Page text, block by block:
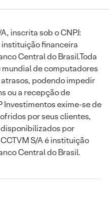
inscrita sob o CNPJ:
financeira
Central do Brasil.Toda
de computadores
podendo impedir
ou a recepção de
Investimentos exime-se de
por seus clientes,
por
S/A é instituição
Central do Brasil.